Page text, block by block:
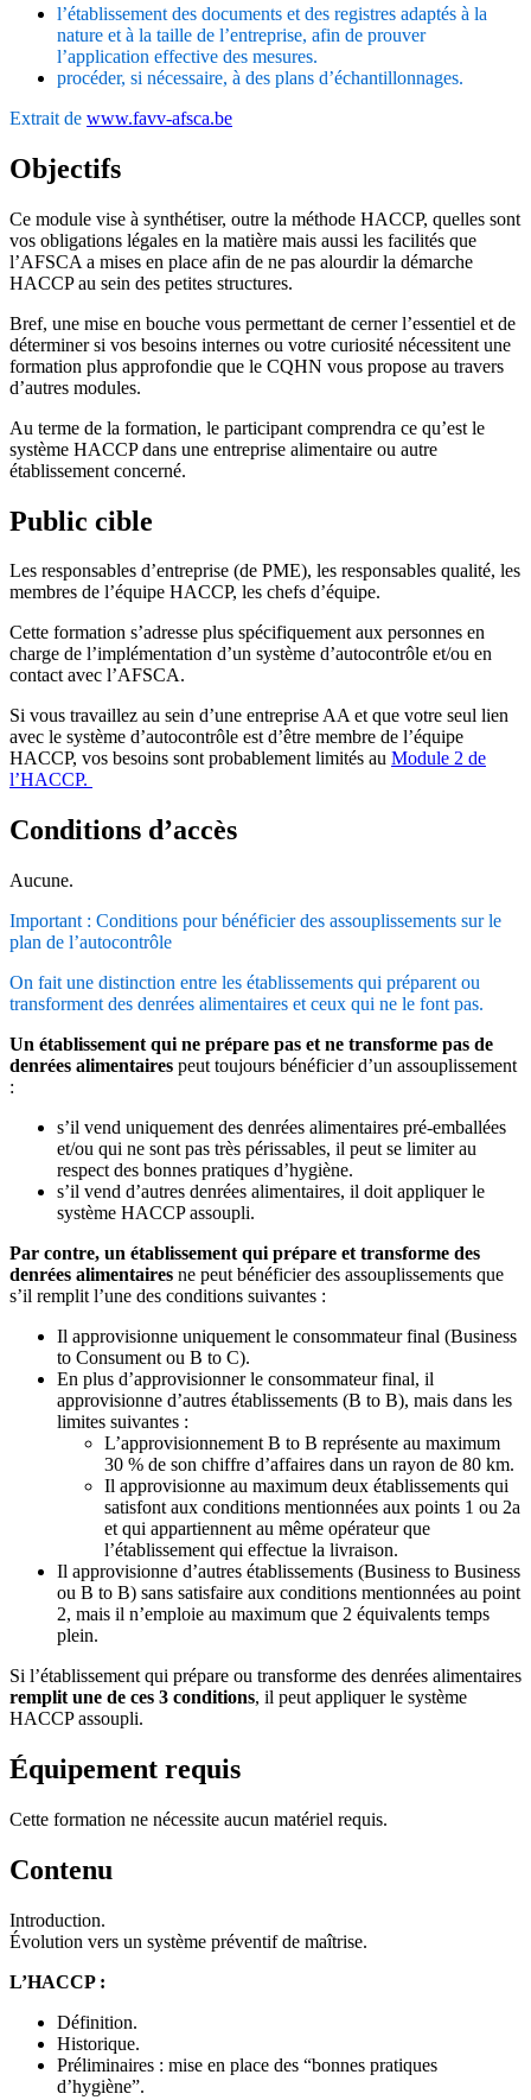
l’établissement des documents et des registres adaptés à la
nature et à la taille de l’entreprise, afin de prouver
l’application effective des mesures.
procéder, si nécessaire, à des plans d’échantillonnages.
Extrait de www.favv-afsca.be
Objectifs
Ce module vise à synthétiser, outre la méthode HACCP, quelles sont
vos obligations légales en la matière mais aussi les facilités que
l’AFSCA a mises en place afin de ne pas alourdir la démarche
HACCP au sein des petites structures.
Bref, une mise en bouche vous permettant de cerner l’essentiel et de
déterminer si vos besoins internes ou votre curiosité nécessitent une
formation plus approfondie que le CQHN vous propose au travers
d’autres modules.
Au terme de la formation, le participant comprendra ce qu’est le
système HACCP dans une entreprise alimentaire ou autre
établissement concerné.
Public cible
Les responsables d’entreprise (de PME), les responsables qualité, les
membres de l’équipe HACCP, les chefs d’équipe.
Cette formation s’adresse plus spécifiquement aux personnes en
charge de l’implémentation d’un système d’autocontrôle et/ou en
contact avec l’AFSCA.
Si vous travaillez au sein d’une entreprise AA et que votre seul lien
avec le système d’autocontrôle est d’être membre de l’équipe
HACCP, vos besoins sont probablement limités au Module 2 de
l’HACCP.
Conditions d’accès
Aucune.
Important : Conditions pour bénéficier des assouplissements sur le
plan de l’autocontrôle
On fait une distinction entre les établissements qui préparent ou
transforment des denrées alimentaires et ceux qui ne le font pas.
Un établissement qui ne prépare pas et ne transforme pas de
denrées alimentaires peut toujours bénéficier d’un assouplissement
:
s’il vend uniquement des denrées alimentaires pré-emballées
et/ou qui ne sont pas très périssables, il peut se limiter au
respect des bonnes pratiques d’hygiène.
s’il vend d’autres denrées alimentaires, il doit appliquer le
système HACCP assoupli.
Par contre, un établissement qui prépare et transforme des
denrées alimentaires ne peut bénéficier des assouplissements que
s’il remplit l’une des conditions suivantes :
Il approvisionne uniquement le consommateur final (Business
to Consument ou B to C).
En plus d’approvisionner le consommateur final, il
approvisionne d’autres établissements (B to B), mais dans les
limites suivantes :
L’approvisionnement B to B représente au maximum
30 % de son chiffre d’affaires dans un rayon de 80 km.
Il approvisionne au maximum deux établissements qui
satisfont aux conditions mentionnées aux points 1 ou 2a
et qui appartiennent au même opérateur que
l’établissement qui effectue la livraison.
Il approvisionne d’autres établissements (Business to Business
ou B to B) sans satisfaire aux conditions mentionnées au point
2, mais il n’emploie au maximum que 2 équivalents temps
plein.
Si l’établissement qui prépare ou transforme des denrées alimentaires
remplit une de ces 3 conditions, il peut appliquer le système
HACCP assoupli.
Équipement requis
Cette formation ne nécessite aucun matériel requis.
Contenu
Introduction.
Évolution vers un système préventif de maîtrise.
L’HACCP :
Définition.
Historique.
Préliminaires : mise en place des “bonnes pratiques
d’hygiène”.